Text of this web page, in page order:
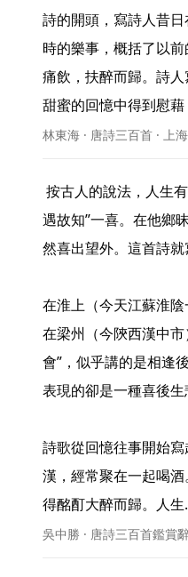
詩的開頭，寫詩人昔
時的樂事，概括了以
痛飲，扶醉而歸。詩
甜蜜的回憶中得到慰
林東海 · 唐詩三百首 · 上
遇故知”一喜。在他鄉
然喜出望外。這首詩就
在淮上（今天江蘇淮
在梁州（今陝西漢中
會”，似乎講的是相逢
表現的卻是一種喜後生
詩歌從回憶往事開始
漢，經常聚在一起喝
得酩酊大醉而歸。人生
吳中勝 · 唐詩三百首鑑賞